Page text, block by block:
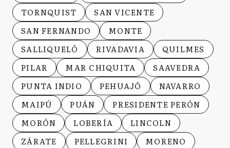
TORNQUIST
SAN VICENTE
SAN FERNANDO
MONTE
SALLIQUELÓ
RIVADAVIA
QUILMES
PILAR
MAR CHIQUITA
SAAVEDRA
PUNTA INDIO
PEHUAJÓ
NAVARRO
MAIPÚ
PUÁN
PRESIDENTE PERÓN
MORÓN
LOBERÍA
LINCOLN
ZÁRATE
PELLEGRINI MORENO